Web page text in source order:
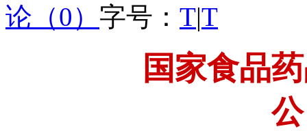
论（0） 字号： T|T
国家食品